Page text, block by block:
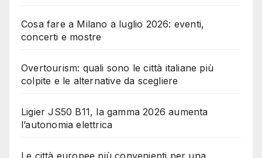
Cosa fare a Milano a luglio 2026: eventi,
concerti e mostre
Overtourism: quali sono le città italiane più
colpite e le alternative da scegliere
Ligier JS50 B11, la gamma 2026 aumenta
l’autonomia elettrica